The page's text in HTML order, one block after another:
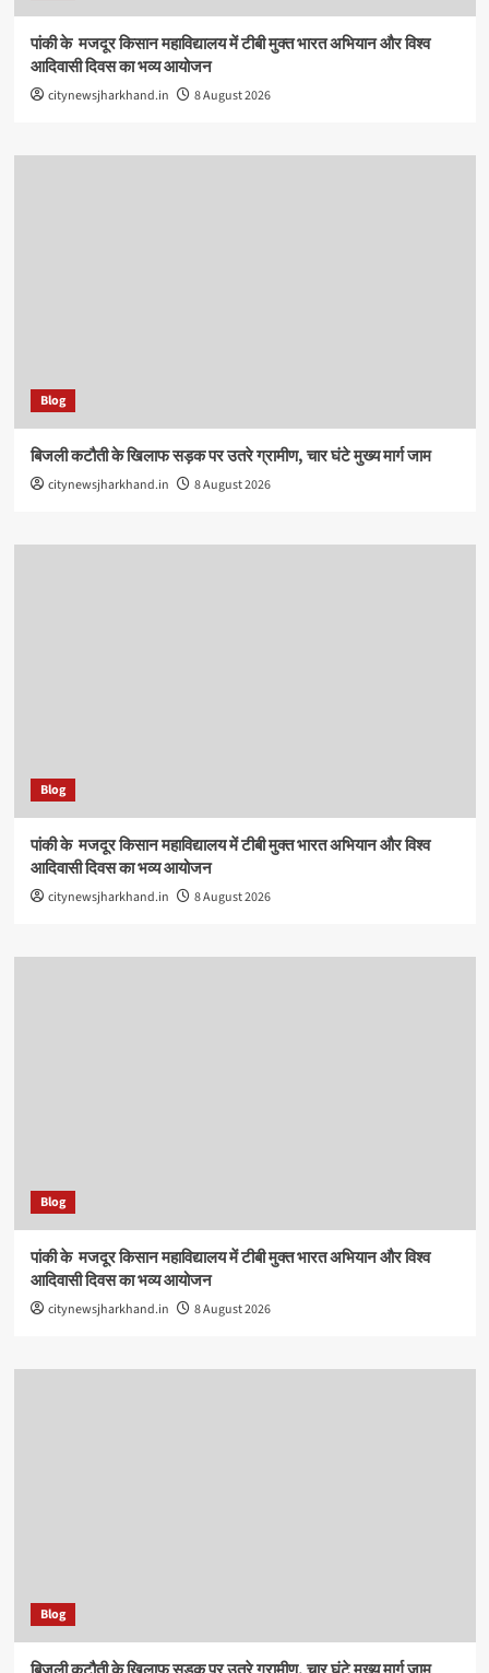
पांकी के ​ मजदूर किसान महाविद्यालय में टीबी मुक्त भारत अभियान और विश्व
आदिवासी दिवस का भव्य आयोजन
citynewsjharkhand.in 8 August 2026
Blog
बिजली कटौती के खिलाफ सड़क पर उतरे ग्रामीण, चार घंटे मुख्य मार्ग जाम
citynewsjharkhand.in 8 August 2026
Blog
पांकी के ​ मजदूर किसान महाविद्यालय में टीबी मुक्त भारत अभियान और विश्व
आदिवासी दिवस का भव्य आयोजन
citynewsjharkhand.in 8 August 2026
Blog
पांकी के ​ मजदूर किसान महाविद्यालय में टीबी मुक्त भारत अभियान और विश्व
आदिवासी दिवस का भव्य आयोजन
citynewsjharkhand.in 8 August 2026
Blog